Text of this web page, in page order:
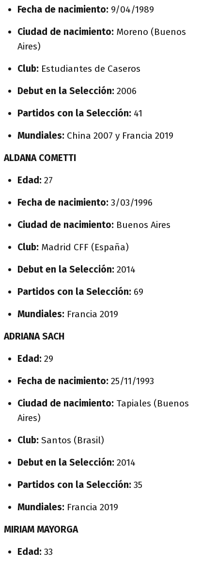
Fecha de nacimiento: 9/04/1989
Ciudad de nacimiento: Moreno (Buenos
Aires)
Club: Estudiantes de Caseros
Debut en la Selección: 2006
Partidos con la Selección: 41
Mundiales: China 2007 y Francia 2019
ALDANA COMETTI
Edad: 27
Fecha de nacimiento: 3/03/1996
Ciudad de nacimiento: Buenos Aires
Club: Madrid CFF (España)
Debut en la Selección: 2014
Partidos con la Selección: 69
Mundiales: Francia 2019
ADRIANA SACH
Edad: 29
Fecha de nacimiento: 25/11/1993
Ciudad de nacimiento: Tapiales (Buenos
Aires)
Club: Santos (Brasil)
Debut en la Selección: 2014
Partidos con la Selección: 35
Mundiales: Francia 2019
MIRIAM MAYORGA
Edad: 33